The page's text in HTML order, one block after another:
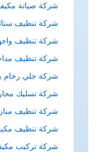
شركة صيانة
شركة تنظيف
شركة تنظيف
شركة تنظيف
شركة جلي رخام
شركة تسليك
شركة تنظيف
شركة تنظيف
شركة تركيب